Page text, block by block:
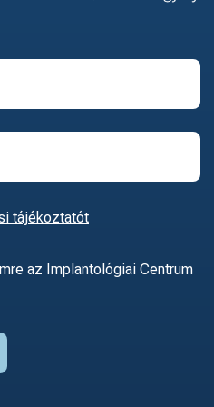
tájékoztatót
az Implantológiai Centrum